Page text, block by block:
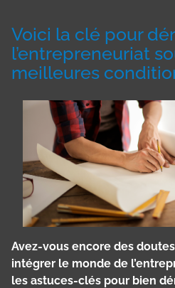
Voici la clé pour
l’entrepreneuriat
meilleures
Avez-vous encore des
intégrer le monde de
les astuces-clés pour bien